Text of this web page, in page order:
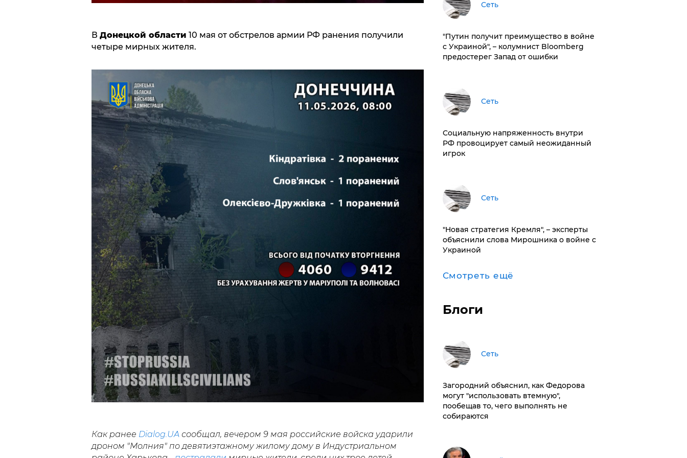
В Донецкой области 10 мая от обстрелов армии РФ ранения получили
четыре мирных жителя.
Как ранее Dialog.UA сообщал, вечером 9 мая российские войска ударили
дроном "Молния" по девятиэтажному жилому дому в Индустриальном
Сеть
"Путин получит преимущество в войне
с Украиной", – колумнист Bloomberg
предостерег Запад от ошибки
Сеть
Социальную напряженность внутри
РФ провоцирует самый неожиданный
игрок
Сеть
"Новая стратегия Кремля", – эксперты
объяснили слова Мирошника о войне с
Украиной
Смотреть ещё
Блоги
Сеть
Загородний объяснил, как Федорова
могут "использовать втемную",
пообещав то, чего выполнять не
собираются